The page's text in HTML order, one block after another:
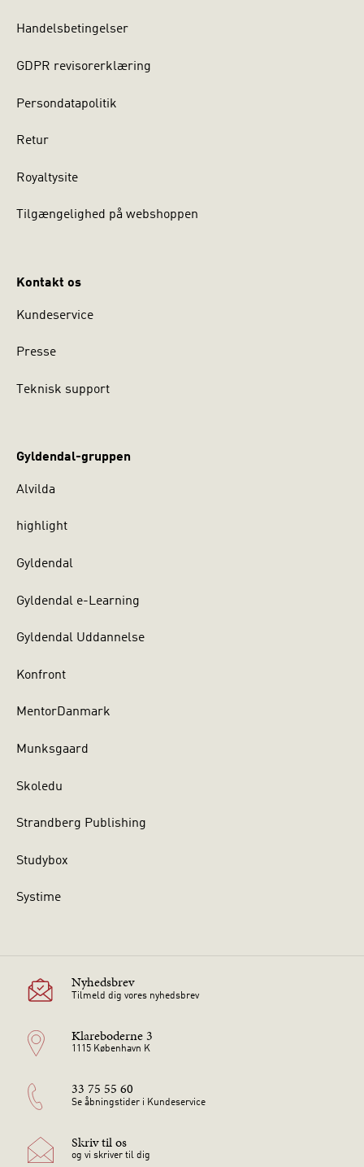
Handelsbetingelser
GDPR revisorerklæring
Persondatapolitik
Retur
Royaltysite
Tilgængelighed på webshoppen
Kontakt os
Kundeservice
Presse
Teknisk support
Gyldendal-gruppen
Alvilda
highlight
Gyldendal
Gyldendal e-Learning
Gyldendal Uddannelse
Konfront
MentorDanmark
Munksgaard
Skoledu
Strandberg Publishing
Studybox
Systime
Nyhedsbrev
Tilmeld dig vores nyhedsbrev
Klareboderne 3
1115 København K
33 75 55 60
Se åbningstider i Kundeservice
Skriv til os
og vi skriver til dig